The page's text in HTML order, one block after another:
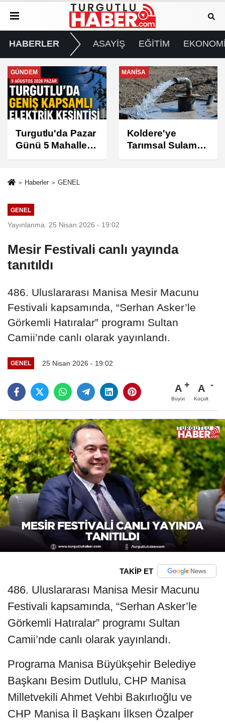
HABERLER ASAYİŞ EĞİTİM
MANİSA
Koldere'ye
Tarımsal Sulama
Desteği
GÜNDEM
Manisa'da 1.200
Kınalı Keklik
Doğaya Salındı
Haberler GENEL
GENEL
Yayınlanma: 25 Nisan 2026 - 19:02
Mesir Festivali canlı yayında
tanıtıldı
486. Uluslararası Manisa Mesir Macunu
Festivali kapsamında, “Serhan Asker’le
Görkemli Hatıralar” programı Sultan
Camii’nde canlı olarak yayınlandı.
GENEL 25 Nisan 2026 - 19:02
A
Büyüt
A
Küçült
TAKİP ET
486. Uluslararası Manisa Mesir Macunu
Festivali kapsamında, “Serhan Asker’le
Görkemli Hatıralar” programı Sultan
Camii’nde canlı olarak yayınlandı.
Programa Manisa Büyükşehir Belediye
Başkanı Besim Dutlulu, CHP Manisa
Milletvekili Ahmet Vehbi Bakırlıoğlu ve
CHP Manisa İl Başkanı İlksen Özalper